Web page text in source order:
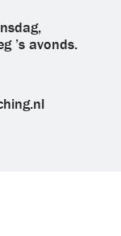
’s avonds.